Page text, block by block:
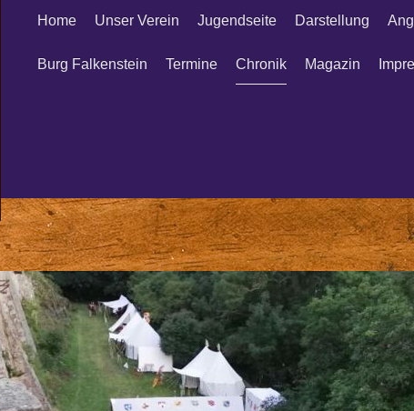
Home Unser Verein Jugendseite Darstellung
Burg Falkenstein Termine Chronik Magazin